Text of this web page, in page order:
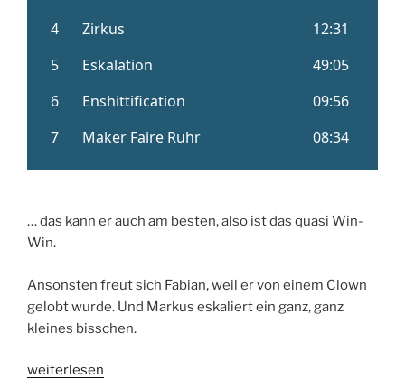
… das kann er auch am besten, also ist das quasi Win-
Win.
Ansonsten freut sich Fabian, weil er von einem Clown
gelobt wurde. Und Markus eskaliert ein ganz, ganz
kleines bisschen.
„Folge
weiterlesen